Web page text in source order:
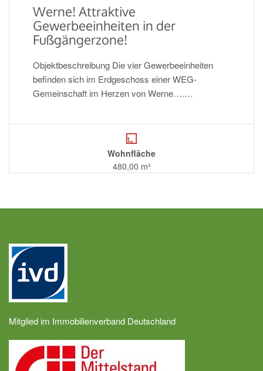
Werne! Attraktive
Gewerbeeinheiten in der
Fußgängerzone!
Objektbeschreibung Die vier Gewerbeeinheiten
befinden sich im Erdgeschoss einer WEG-
Gemeinschaft im Herzen von Werne….…
Wohnfläche
480,00 m²
Mitglied im Immobilienverband Deutschland